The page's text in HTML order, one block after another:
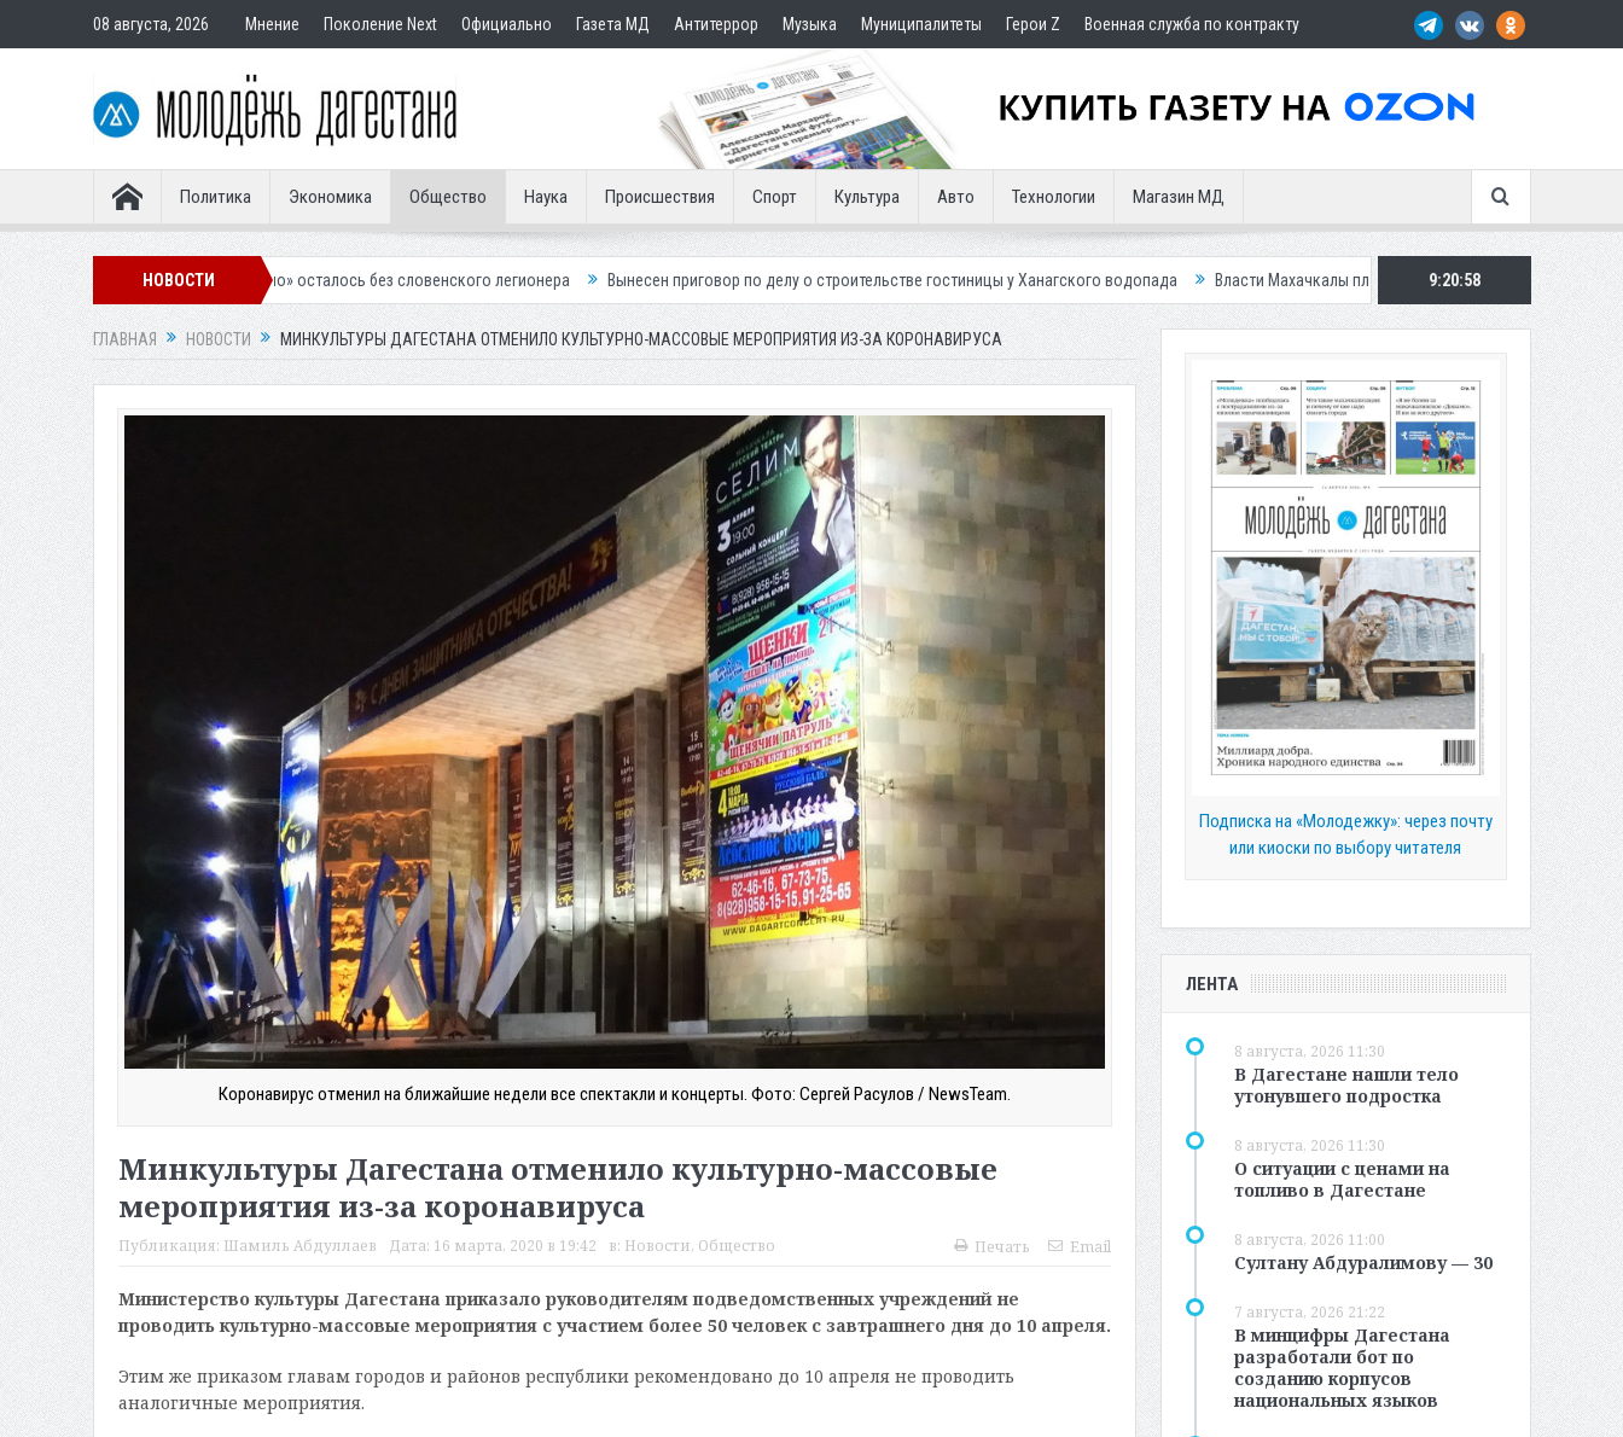
08 августа, 2026 Мнение Поколение Next Официально Газета МД Антитеррор Музыка Муниципалитеты Герои Z Военная служба по контракту
Политика Экономика Общество Наука Происшествия Спорт Культура Авто Технологии Магазин МД
НОВОСТИ
«Динамо» осталось без словенского легионера Вынесен приговор по делу о строительстве гостиницы у Ханагского водопада Власти Махачкалы планирует внедрить новую систему для улучшения
9:21:00
ГЛАВНАЯ НОВОСТИ МИНКУЛЬТУРЫ ДАГЕСТАНА ОТМЕНИЛО КУЛЬТУРНО-МАССОВЫЕ МЕРОПРИЯТИЯ ИЗ-ЗА КОРОНАВИРУСА
Коронавирус отменил на ближайшие недели все спектакли и концерты. Фото: Сергей Расулов / NewsTeam.
Минкультуры Дагестана отменило культурно-массовые
мероприятия из-за коронавируса
Публикация: Шамиль Абдуллаев Дата: 16 марта, 2020 в 19:42 в: Новости, Общество Печать Email
Министерство культуры Дагестана приказало руководителям подведомственных учреждений не
проводить культурно-массовые мероприятия с участием более 50 человек с завтрашнего дня до 10 апреля.
Этим же приказом главам городов и районов республики рекомендовано до 10 апреля не проводить
аналогичные мероприятия.
Подписка на «Молодежку»: через почту
или киоски по выбору читателя
ЛЕНТА
8 августа, 2026 11:30
В Дагестане нашли тело
утонувшего подростка
8 августа, 2026 11:30
О ситуации с ценами на
топливо в Дагестане
8 августа, 2026 11:00
Султану Абдуралимову — 30
7 августа, 2026 21:22
В минцифры Дагестана
разработали бот по
созданию корпусов
национальных языков